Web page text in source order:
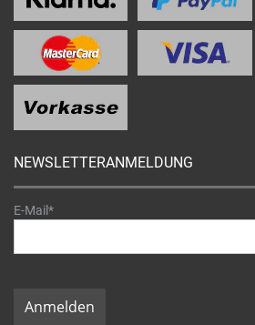
NEWSLETTERANMELDUNG
E-Mail*
Anmelden